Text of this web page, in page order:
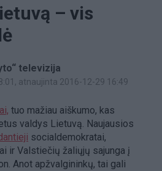
– vis
televizija
, atnaujinta 2016-12-29 16:49
tuo mažiau aiškumo, kas
valdys Lietuvą. Naujausios
socialdemokratai,
ir Valstiečių žaliųjų sajunga į
Anot apžvalgininkų, tai gali